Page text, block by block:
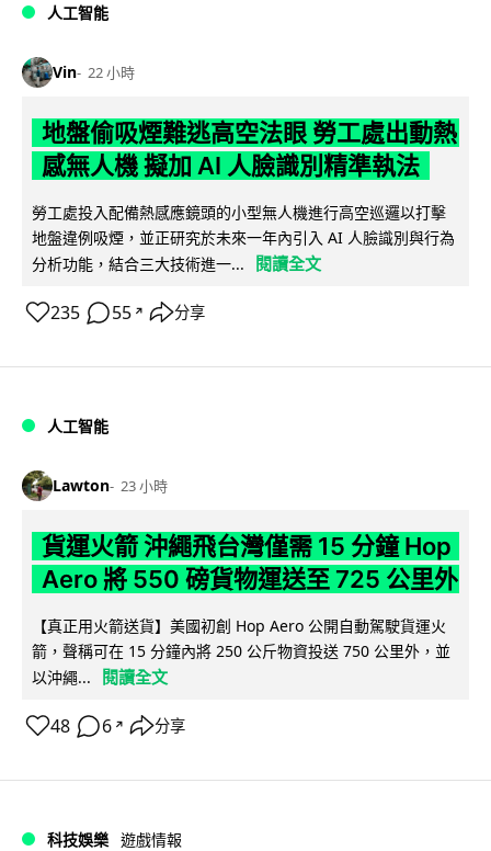
人工智能
Vin 22 小時
地盤偷吸煙難逃高空法眼 勞工處出動熱
感無人機 擬加 AI 人臉識別精準執法
勞工處投入配備熱感應鏡頭的小型無人機進行高空巡邏以打擊
地盤違例吸煙，並正研究於未來一年內引入 AI 人臉識別與行為
分析功能，結合三大技術進一...
閱讀全文
235 55 ↗ 分享
人工智能
Lawton 23 小時
貨運火箭 沖繩飛台灣僅需 15 分鐘 Hop
Aero 將 550 磅貨物運送至 725 公里外
【真正用火箭送貨】美國初創 Hop Aero 公開自動駕駛貨運火
箭，聲稱可在 15 分鐘內將 250 公斤物資投送 750 公里外，並
以沖繩...
閱讀全文
48 6 ↗ 分享
科技娛樂 遊戲情報